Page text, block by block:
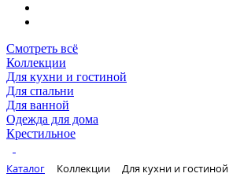
Смотреть всё
Коллекции
Для кухни и гостиной
Для спальни
Для ванной
Одежда для дома
Крестильное
Каталог Коллекции Для кухни и гостиной